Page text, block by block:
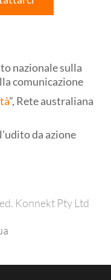
nazionale sulla
comunicazione
”, Rete australiana
da azione
Konnekt Pty Ltd